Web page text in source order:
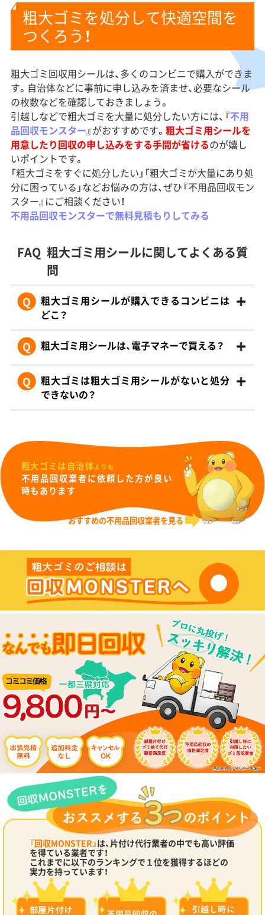
粗大ゴミを処分して快適空間を
つくろう！
粗大ゴミ回収用シールは、多くのコンビニで購入ができま
す。自治体などに事前に申し込みを済ませ、必要なシール
の枚数などを確認しておきましょう。
引越しなどで粗大ゴミを大量に処分したい方には、『不用
品回収モンスター』がおすすめです。 粗大ゴミ用シールを
用意したり回収の申し込みをする手間が省けるのが嬉し
いポイントです。
「粗大ゴミをすぐに処分したい」「粗大ゴミが大量にあり処
分に困っている」などお悩みの方は、ぜひ『不用品回収モン
スター』にご相談ください！
不用品回収モンスターで無料見積もりしてみる
FAQ 粗大ゴミ用シールに関してよくある質
問
Q
粗大ゴミ用シールが購入できるコンビニは
どこ？
Q 粗大ゴミ用シールは、電子マネーで買える？
Q
粗大ゴミは粗大ゴミ用シールがないと処分
できないの？
粗大ゴミは自治体よりも
不用品回収業者に依頼した方が良い
時もあります
おすすめの不用品回収業者を見る
『回収MONSTER』は、片付け代行業者の中でも高い評価
を得ている業者です！
これまでに以下のランキングで１位を獲得するほどの
実力を持っています！